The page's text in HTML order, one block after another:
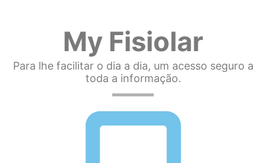
My Fisiolar
Para lhe facilitar o dia a dia, um acesso seguro a
toda a informação.